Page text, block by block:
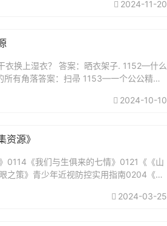
2024-11-20
衣换上湿衣？ 答案：晒衣架子. 1152—什么
所有角落答案：扫帚 1153—一个公公精神
2024-10-10
资源》
0114《我们与生俱来的七情》0121《《山
之策》青少年近视防控实用指南0204《像
2024-03-25